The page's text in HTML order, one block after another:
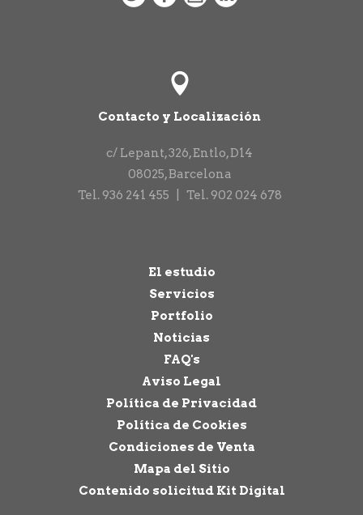
Contacto y Localización
c/ Lepant, 326, Entlo, D14
08025,Barcelona
Tel. 936 241 455 Tel. 902 024 678
El estudio
Servicios
Portfolio
Noticias
FAQ's
Aviso Legal
Política de Privacidad
Política de Cookies
Condiciones de Venta
Mapa del Sitio
Contenido solicitud Kit Digital